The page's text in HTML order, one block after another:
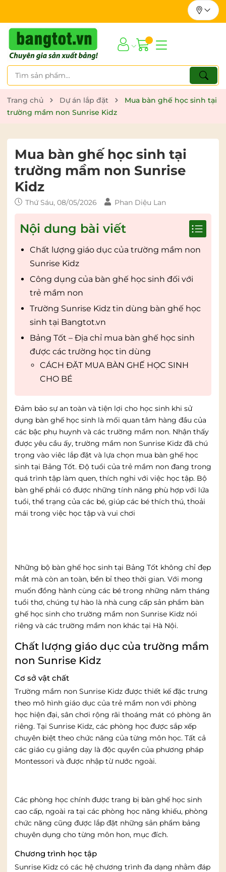
Trang chủ Dự án lắp đặt
Mua bàn ghế học sinh tại
trường mầm non Sunrise Kidz
Mua bàn ghế học sinh tại
trường mầm non Sunrise
Kidz
Thứ Sáu, 08/05/2026 Phan Diệu Lan
Nội dung bài viết
Chất lượng giáo dục của trường mầm non
Sunrise Kidz
Công dụng của bàn ghế học sinh đối với
trẻ mầm non
Trường Sunrise Kidz tin dùng bàn ghế học
sinh tại Bangtot.vn
Bảng Tốt – Địa chỉ mua bàn ghế học sinh
được các trường học tin dùng
CÁCH ĐẶT MUA BÀN GHẾ HỌC SINH
CHO BÉ
Đảm bảo sự an toàn và tiện lợi cho học sinh khi sử
dụng bàn ghế học sinh là mối quan tâm hàng đầu của
các bậc phụ huynh và các trường mầm non. Nhận thấy
được yêu cầu ấy, trường mầm non Sunrise Kidz đã chú
trọng vào viêc lắp đặt và lựa chọn mua bàn ghế học
sinh tại Bảng Tốt. Độ tuổi của trẻ mầm non đang trong
quá trình tập làm quen, thích nghi với việc học tập. Bộ
bàn ghế phải có được những tính năng phù hợp với lứa
tuổi, thể trạng của các bé, giúp các bé thích thú, thoải
mái trong việc học tập và vui chơi
Những bộ bàn ghế học sinh tại Bảng Tốt không chỉ đẹp
mắt mà còn an toàn, bền bỉ theo thời gian. Với mong
muốn đồng hành cùng các bé trong những năm tháng
tuổi thơ, chúng tự hào là nhà cung cấp sản phẩm bàn
ghế học sinh cho trường mầm non Sunrise Kidz nói
riêng và các trường mầm non khác tại Hà Nội.
Chất lượng giáo dục của trường mầm
non Sunrise Kidz
Cơ sở vật chất
Trường mầm non Sunrise Kidz được thiết kế đặc trưng
theo mô hình giáo dục của trẻ mầm non với phòng
học hiện đại, sân chơi rộng rãi thoáng mát có phòng ăn
riêng. Tại Sunrise Kidz, các phòng học được sắp xếp
chuyên biệt theo chức năng của từng môn học. Tất cả
các giáo cụ giảng dạy là độc quyền của phương pháp
Montessori và được nhập từ nước ngoài.
Các phòng học chính được trang bị bàn ghế học sinh
cao cấp, ngoài ra tại các phòng học năng khiếu, phòng
chức năng cũng được lắp đặt những sản phẩm bảng
chuyên dụng cho từng môn hon, mục đích.
Chương trình học tập
Sunrise Kidz có các hệ chương trình đa dạng nhằm đáp